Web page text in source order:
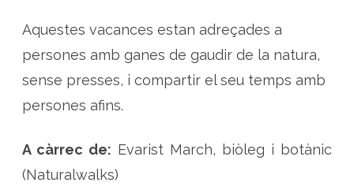
Aquestes vacances estan adreçades a
persones amb ganes de gaudir de la natura,
sense presses, i compartir el seu temps amb
persones afins.
A càrrec de: Evarist March, biòleg i botànic
(Naturalwalks)